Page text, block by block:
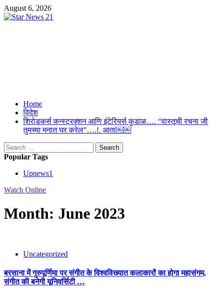
Skip
to
August 6, 2026
Primary
Menu
Home
विदेश
शिरोडकर्स कन्स्ट्रक्शन आणि इंटेरियर्स कुडाळ…. “वास्तूची रचना जी
तुमच्या मनात घर करेल”….!. आता￼￼
Search
for:
Popular Tags
Upnews1
Watch Online
Month: June 2023
Uncategorized
बरसाना में गुरुपूर्णिमा पर संगीत के विश्वविख्यात कलाकारों का होगा महासंगम,
संगीत की बनेगी यूनिवर्सिटी …